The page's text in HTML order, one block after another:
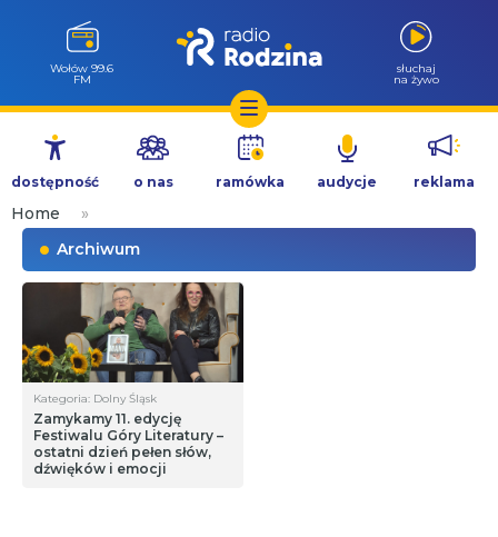
Przejdź
treści
Wołów 99.6
FM
słuchaj
na żywo
dostępność o nas ramówka audycje reklama
Home
»
Archiwum
Kategoria: Dolny Śląsk
Zamykamy 11. edycję
Festiwalu Góry Literatury –
ostatni dzień pełen słów,
dźwięków i emocji